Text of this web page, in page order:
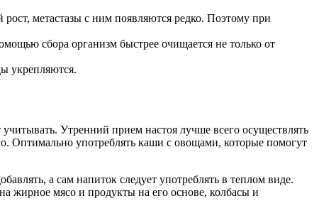
метастазы с ним появляются редко. Поэтому при
сбора организм быстрее очищается не только от
укрепляются.
Утренний прием настоя лучше всего осуществлять
Оптимально употреблять каши с овощами, которые помогут
а сам напиток следует употреблять в теплом виде.
жирное мясо и продукты на его основе, колбасы и